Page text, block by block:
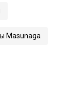
Masunaga